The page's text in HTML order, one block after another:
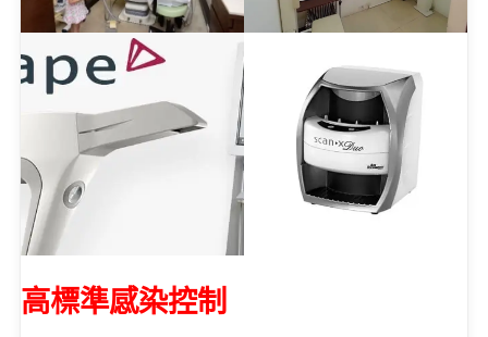
高標準感染控制